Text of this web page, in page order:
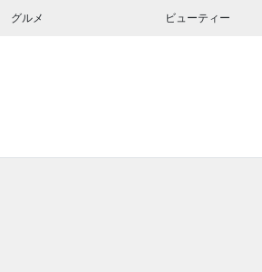
グルメ ビューティー